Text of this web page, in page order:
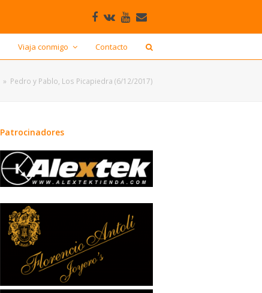
Facebook
VK Youtube
electrónico
Viaja conmigo Contacto
» Pedro y Pablo, Los Picapiedra (6/12/2017)
Patrocinadores